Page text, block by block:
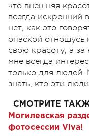
что внешняя
всегда
нет, как это
опаской
свою красоту, а
мне всегда
только для людей.
знать, кто эти
СМОТРИТЕ
Могилевская
фотосессии Viva!